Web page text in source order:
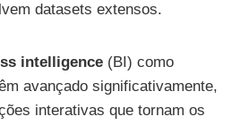
datasets extensos.
intelligence (BI) como
avançado significativamente,
interativas que tornam os